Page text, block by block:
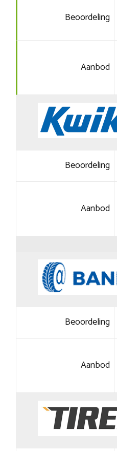
Beoordeling
Aanbod
Beoordeling
Aanbod
Beoordeling
Aanbod